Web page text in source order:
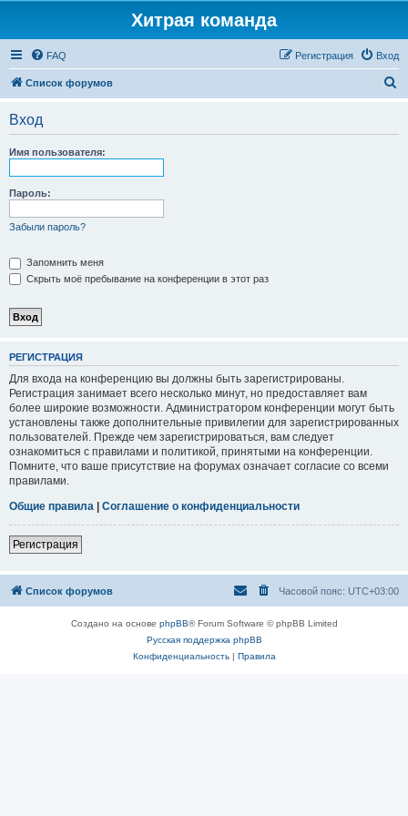
Хитрая команда
FAQ Вход
Регистрация
Список форумов
Вход
Имя пользователя:
Пароль:
Забыли пароль?
Запомнить меня
Скрыть моё пребывание на конференции в этот раз
РЕГИСТРАЦИЯ
Для входа на конференцию вы должны быть зарегистрированы.
Регистрация занимает всего несколько минут, но предоставляет вам
более широкие возможности. Администратором конференции могут быть
установлены также дополнительные привилегии для зарегистрированных
пользователей. Прежде чем зарегистрироваться, вам следует
ознакомиться с правилами и политикой, принятыми на конференции.
Помните, что ваше присутствие на форумах означает согласие со всеми
правилами.
Общие правила | Соглашение о конфиденциальности
Регистрация
Список форумов Часовой пояс: UTC+03:00
Создано на основе phpBB® Forum Software © phpBB Limited
Русская поддержка phpBB
Конфиденциальность| Правила